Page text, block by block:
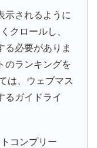
示されるように
クロールし、
る必要がありま
のランキングを
は、ウェブマス
るガイドライ
コンプリー